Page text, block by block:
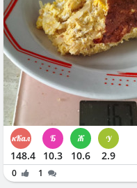
148.4 10.3 10.6 2.9
0
1